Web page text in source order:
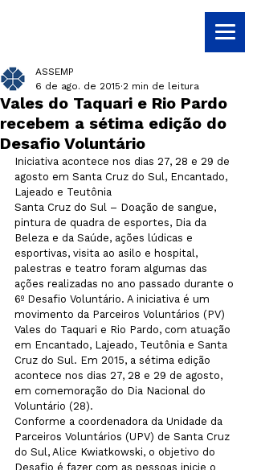
Vales do Taquari e Rio Pardo
recebem a sétima edição do
Desafio Voluntário
ASSEMP
6 de ago. de 2015 2 min de leitura
Iniciativa acontece nos dias 27, 28 e 29 de
agosto em Santa Cruz do Sul, Encantado,
Lajeado e Teutônia
Santa Cruz do Sul – Doação de sangue,
pintura de quadra de esportes, Dia da
Beleza e da Saúde, ações lúdicas e
esportivas, visita ao asilo e hospital,
palestras e teatro foram algumas das
ações realizadas no ano passado durante o
6º Desafio Voluntário. A iniciativa é um
movimento da Parceiros Voluntários (PV)
Vales do Taquari e Rio Pardo, com atuação
em Encantado, Lajeado, Teutônia e Santa
Cruz do Sul. Em 2015, a sétima edição
acontece nos dias 27, 28 e 29 de agosto,
em comemoração do Dia Nacional do
Voluntário (28).
Conforme a coordenadora da Unidade da
Parceiros Voluntários (UPV) de Santa Cruz
do Sul, Alice Kwiatkowski, o objetivo do
Desafio é fazer com as pessoas inicie o